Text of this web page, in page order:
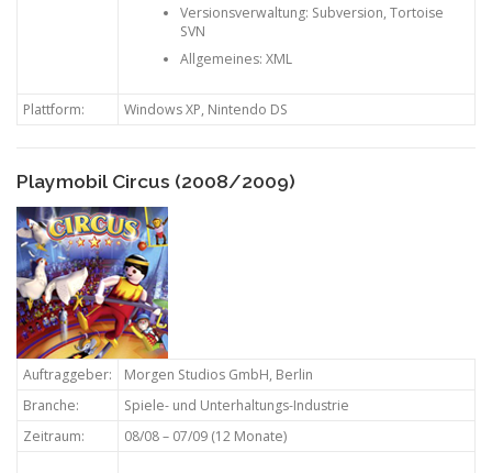
Versionsverwaltung: Subversion, Tortoise
SVN
Allgemeines: XML
Plattform: Windows XP, Nintendo DS
Playmobil Circus (2008/2009)
Auftraggeber:
Morgen Studios GmbH, Berlin
Branche:
Spiele- und Unterhaltungs-Industrie
Zeitraum:
08/08 – 07/09 (12 Monate)